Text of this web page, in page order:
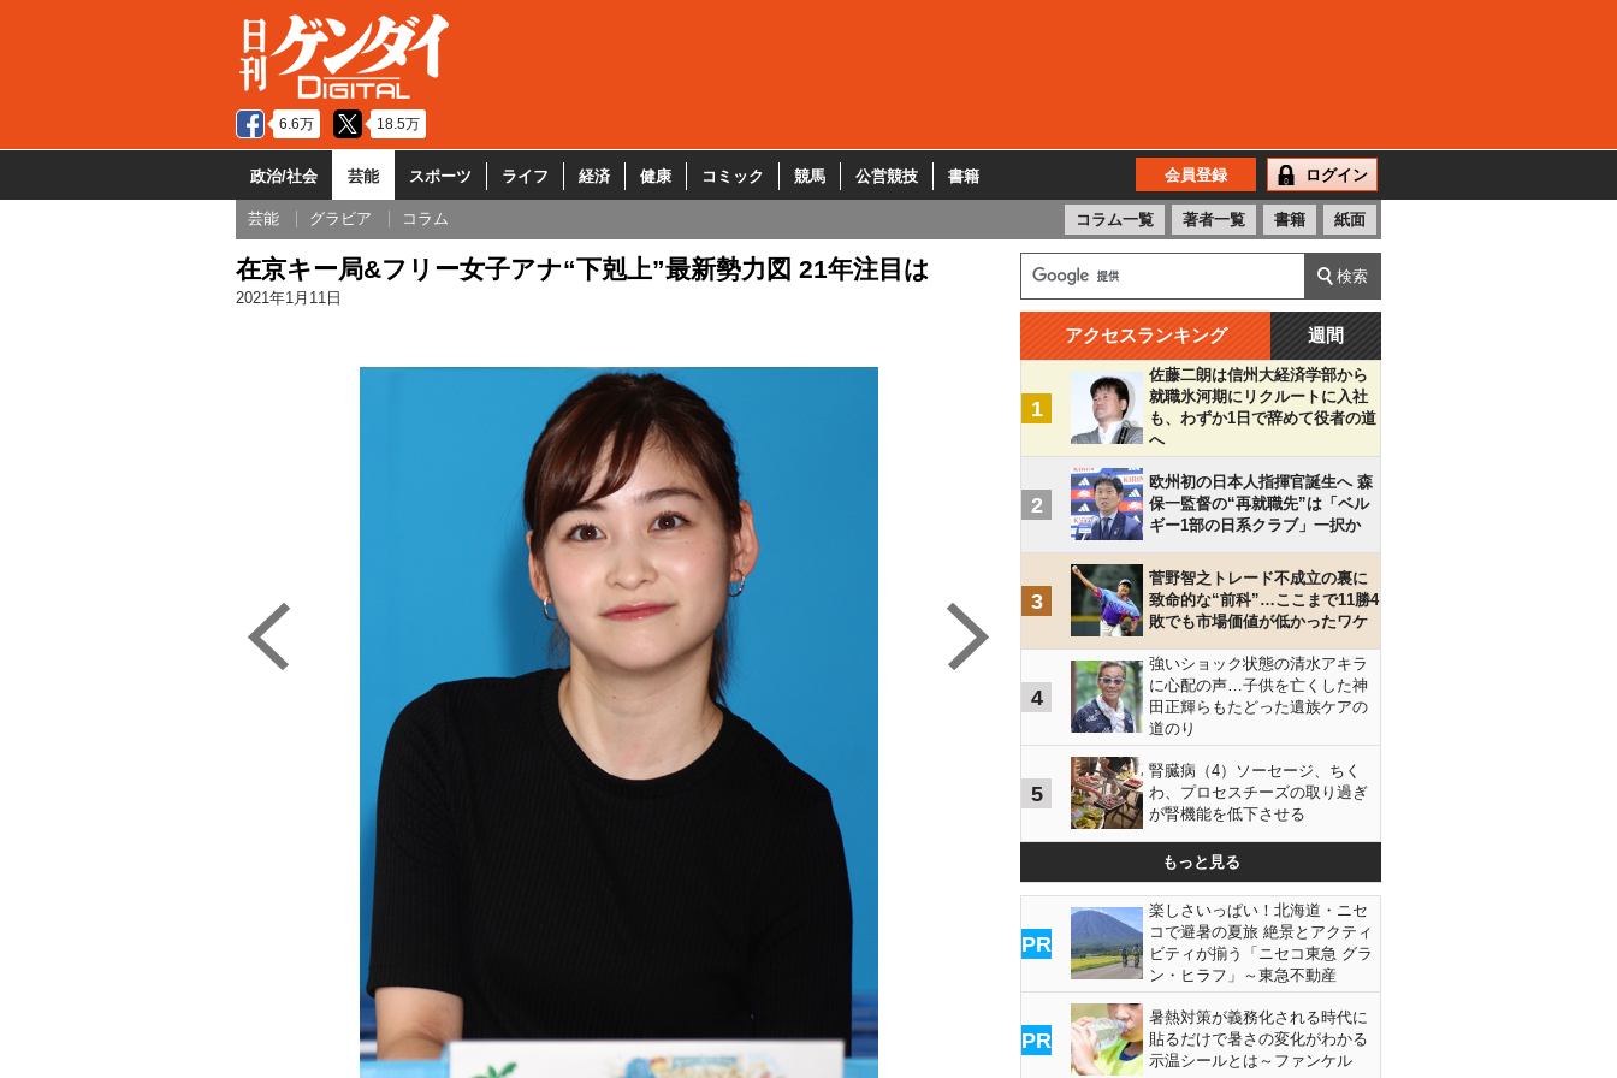
6.6万 18.5万
政治/社会 芸能 スポーツ ライフ 経済 健康 コミック 競馬 公営競技 書籍 会員登録 ログイン
芸能 グラビア コラム コラム一覧 著者一覧 書籍 紙面
在京キー局&フリー女子アナ“下剋上”最新勢力図 21年注目は
2021年1月11日
井上清華（Ｃ）日刊ゲンダイ
アクセスランキング 週間
1
佐藤二朗は信州大経済学部から
就職氷河期にリクルートに入社
も、わずか1日で辞めて役者の道
へ
2
欧州初の日本人指揮官誕生へ 森
保一監督の“再就職先”は「ベル
ギー1部の日系クラブ」一択か
3
菅野智之トレード不成立の裏に
致命的な“前科”…ここまで11勝4
敗でも市場価値が低かったワケ
4
強いショック状態の清水アキラ
に心配の声…子供を亡くした神
田正輝らもたどった遺族ケアの
道のり
5
腎臓病（4）ソーセージ、ちく
わ、プロセスチーズの取り過ぎ
が腎機能を低下させる
もっと見る
PR
楽しさいっぱい！北海道・ニセ
コで避暑の夏旅 絶景とアクティ
ビティが揃う「ニセコ東急 グラ
ン・ヒラフ」～東急不動産
PR
暑熱対策が義務化される時代に
貼るだけで暑さの変化がわかる
示温シールとは～ファンケル